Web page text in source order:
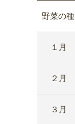
野菜の種
１月
２月
３月